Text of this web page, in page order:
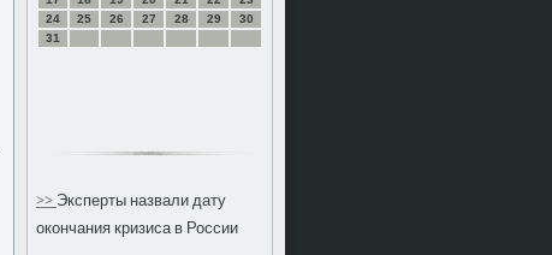
24
25 26 27 28 29
30
31
>>Эксперты назвали дату
окончания кризиса в России